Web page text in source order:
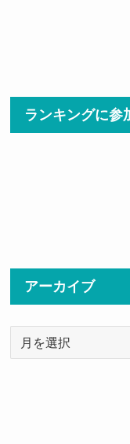
ランキングに参
アーカイブ